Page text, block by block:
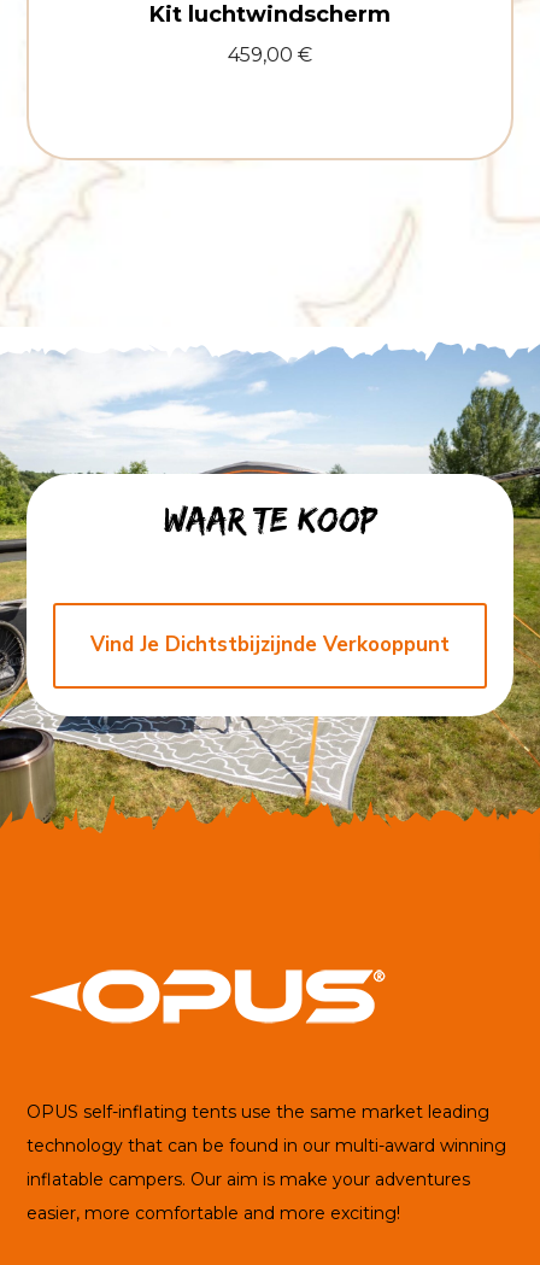
Kit luchtwindscherm
459,00€
Waar te koop
Vind Je Dichtstbijzijnde VerkooppuntFind
Your
Closest
Stockist
OPUS self-inflating tents use the same market leading
technology that can be found in our multi-award winning
inflatable campers. Our aim is make your adventures
easier, more comfortable and more exciting!